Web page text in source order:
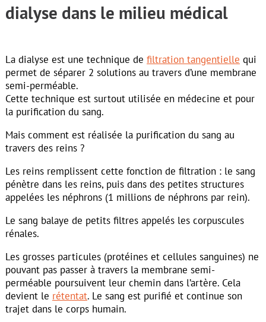
dialyse dans le milieu médical
La dialyse est une technique de filtration tangentielle qui
permet de séparer 2 solutions au travers d’une membrane
semi-perméable.
Cette technique est surtout utilisée en médecine et pour
la purification du sang.
Mais comment est réalisée la purification du sang au
travers des reins ?
Les reins remplissent cette fonction de filtration : le sang
pénètre dans les reins, puis dans des petites structures
appelées les néphrons (1 millions de néphrons par rein).
Le sang balaye de petits filtres appelés les corpuscules
rénales.
Les grosses particules (protéines et cellules sanguines) ne
pouvant pas passer à travers la membrane semi-
perméable poursuivent leur chemin dans l’artère. Cela
devient le rétentat. Le sang est purifié et continue son
trajet dans le corps humain.